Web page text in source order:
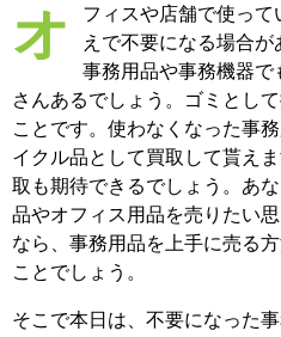
オフィスや店舗で使っていた事務用品。移転や買い替
えで不要になる場合
事務用品や事務機器で
さんあるでしょう。ゴミとし
ことです。使わなくなった事
イクル品として買取して貰え
取も期待できるでしょう。あ
品やオフィス用品を売りたい
なら、事務用品を上手に売る
ことでしょう。
そこで本日は、不要になった